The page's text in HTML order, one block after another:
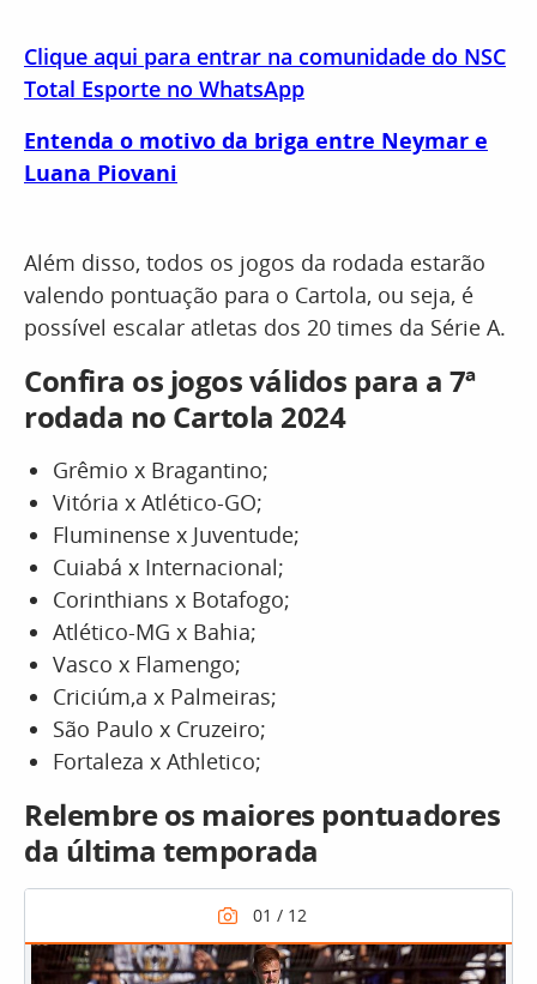
Clique aqui para entrar na comunidade do NSC
Total Esporte no WhatsApp
Entenda o motivo da briga entre Neymar e
Luana Piovani
Além disso, todos os jogos da rodada estarão
valendo pontuação para o Cartola, ou seja, é
possível escalar atletas dos 20 times da Série A.
Confira os jogos válidos para a 7ª
rodada no Cartola 2024
Grêmio x Bragantino;
Vitória x Atlético-GO;
Fluminense x Juventude;
Cuiabá x Internacional;
Corinthians x Botafogo;
Atlético-MG x Bahia;
Vasco x Flamengo;
Criciúm,a x Palmeiras;
São Paulo x Cruzeiro;
Fortaleza x Athletico;
Relembre os maiores pontuadores
da última temporada